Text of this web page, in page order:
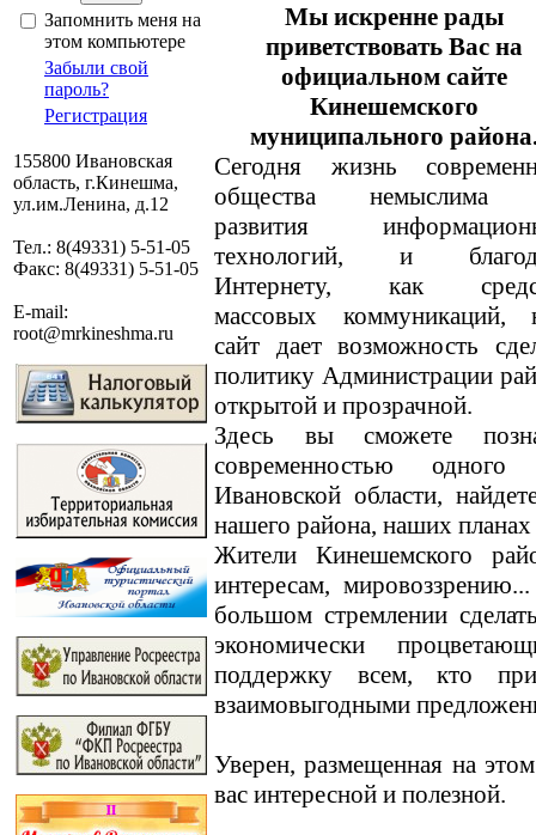
Запомнить меня на
этом компьютере
Забыли свой
пароль?
Регистрация
155800 Ивановская
область, г.Кинешма,
ул.им.Ленина, д.12
Тел.: 8(49331) 5-51-05
Факс: 8(49331) 5-51-05
E-mail:
root@mrkineshma.ru
Мы искренне рады
приветствовать Вас на
официальном сайте
Кинешемского
муниципального
Сегодня жизнь
общества немыслима
развития
технологий, и
Интернету, как
массовых коммуникаций,
сайт дает возможность
политику Администрации
открытой и прозрачной.
Здесь вы сможете
современностью
Ивановской области,
нашего района, наших
Жители Кинешемского
интересам,
большом стремлении
экономически
поддержку всем, кто
взаимовыгодными
Уверен, размещенная на
вас интересной и полезной.